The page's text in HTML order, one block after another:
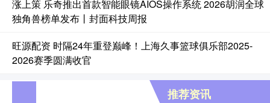
涨上策 乐奇推出首款智能眼镜AIOS操作系统 2026胡润全球
独角兽榜单发布丨封面科技周报
旺源配资 时隔24年重登巅峰！上海久事篮球俱乐部2025-
2026赛季圆满收官
推荐资讯